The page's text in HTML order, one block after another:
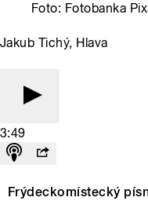
Foto: Fotobanka
Jakub Tichý, Hlava
3:49
Frýdeckomístecký